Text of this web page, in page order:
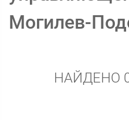
Могилев-
НАЙДЕНО